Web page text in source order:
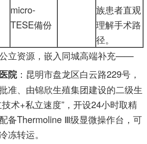
micro-
TESE備份
族患者直观
理解手术路
径。
立资源，嵌入同城高端补充——
院：昆明市盘龙区白云路229号，
准、由锦欣生殖集团建设的二级生
术+私立速度”，开设24小时取精
备Thermoline Ⅲ级显微操作台，可
冻转运。